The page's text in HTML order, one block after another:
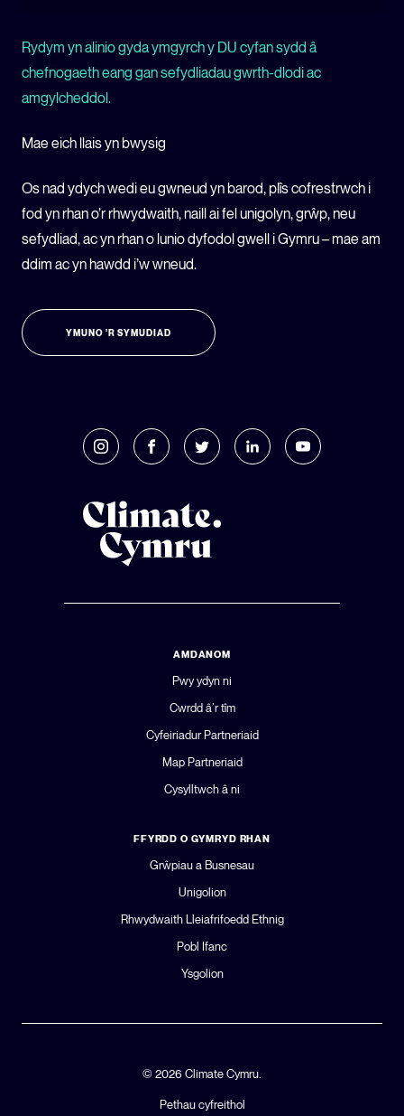
Rydym yn alinio gyda ymgyrch y DU cyfan sydd â
chefnogaeth eang gan sefydliadau gwrth-dlodi ac
amgylcheddol.
Mae eich llais yn bwysig
Os nad ydych wedi eu gwneud yn barod, plîs cofrestrwch i
fod yn rhan o’r rhwydwaith, naill ai fel unigolyn, grŵp, neu
sefydliad, ac yn rhan o lunio dyfodol gwell i Gymru – mae am
ddim ac yn hawdd i’w wneud.
YMUNO 'R SYMUDIAD
AMDANOM
Pwy ydyn ni
Cwrdd â’r tîm
Cyfeiriadur Partneriaid
Map Partneriaid
Cysylltwch â ni
FFYRDD O GYMRYD RHAN
Grŵpiau a Busnesau
Unigolion
Rhwydwaith Lleiafrifoedd Ethnig
Pobl Ifanc
Ysgolion
© 2026 Climate Cymru.
Pethau cyfreithol